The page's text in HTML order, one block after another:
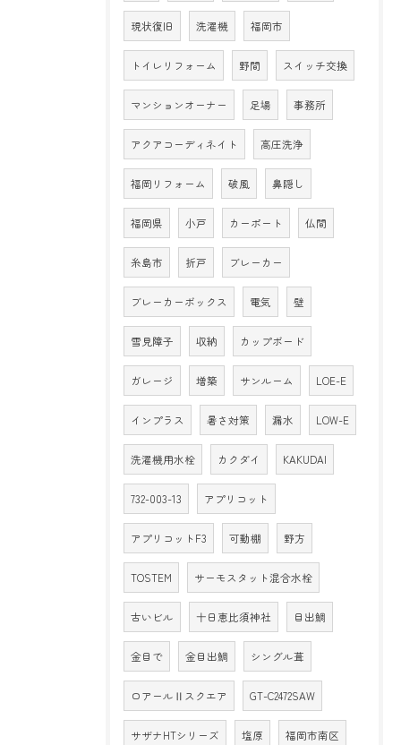
現状復旧 洗濯機 福岡市
トイレリフォーム 野間 スイッチ交換
マンションオーナー 足場 事務所
アクアコーディネイト 高圧洗浄
福岡リフォーム 破風 鼻隠し
福岡県 小戸 カーポート 仏間
糸島市 折戸 ブレーカー
ブレーカーボックス 電気 壁
雪見障子 収納 カップボード
ガレージ 増築 サンルーム LOE-E
インプラス 暑さ対策 漏水 LOW-E
洗濯機用水栓 カクダイ KAKUDAI
732-003-13 アプリコット
アプリコットF3 可動棚 野方
TOSTEM サーモスタット混合水栓
古いビル 十日恵比須神社 目出鯛
金目で 金目出鯛 シングル葺
ロアールⅡスクエア GT-C2472SAW
サザナHTシリーズ 塩原 福岡市南区